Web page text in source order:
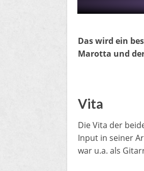
Das wird ein
Marotta und
Vita
Die Vita der
Input in seiner
war u.a. als